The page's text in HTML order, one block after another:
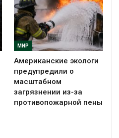
МИР
Американские экологи
предупредили о
масштабном
загрязнении из-за
противопожарной пены